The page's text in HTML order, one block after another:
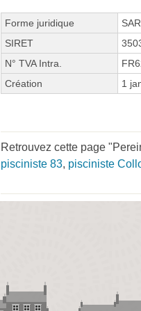
Forme juridique
SIRET
N° TVA Intra.
Création
1
Retrouvez cette page
pisciniste 83, pisciniste